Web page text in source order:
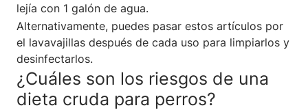
lejía con 1 galón de agua.
Alternativamente, puedes pasar estos artículos por
el lavavajillas después de cada uso para limpiarlos y
desinfectarlos.
¿Cuáles son los riesgos de una
dieta cruda para perros?